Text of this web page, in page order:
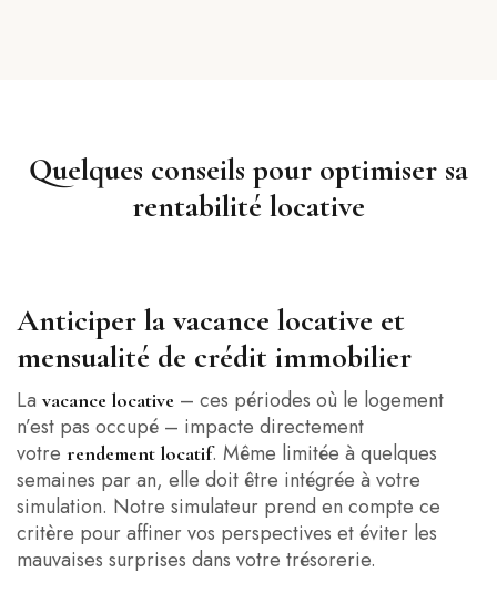
Quelques conseils pour optimiser sa
rentabilité locative
Anticiper la vacance locative et
mensualité de crédit immobilier
La vacance locative – ces périodes où le logement
n’est pas occupé – impacte directement
votre rendement locatif. Même limitée à quelques
semaines par an, elle doit être intégrée à votre
simulation. Notre simulateur prend en compte ce
critère pour affiner vos perspectives et éviter les
mauvaises surprises dans votre trésorerie.